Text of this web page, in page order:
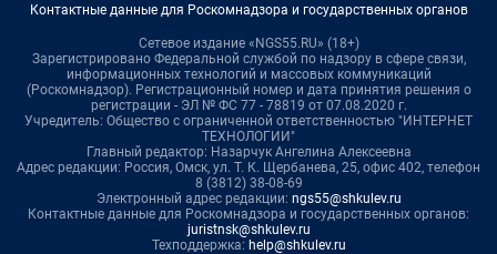
Контактные данные для Роскомнадзора и государственных органов
Сетевое издание «NGS55.RU» (18+)
Зарегистрировано Федеральной службой по надзору в сфере связи,
информационных технологий и массовых коммуникаций
(Роскомнадзор). Регистрационный номер и дата принятия решения о
регистрации - ЭЛ № ФС 77 - 78819 от 07.08.2020 г.
Учредитель: Общество с ограниченной ответственностью "ИНТЕРНЕТ
ТЕХНОЛОГИИ"
Главный редактор: Назарчук Ангелина Алексеевна
Адрес редакции: Россия, Омск, ул. Т. К. Щербанева, 25, офис 402, телефон
8 (3812) 38-08-69
Электронный адрес редакции: ngs55@shkulev.ru
Контактные данные для Роскомнадзора и государственных органов:
juristnsk@shkulev.ru
Техподдержка: help@shkulev.ru